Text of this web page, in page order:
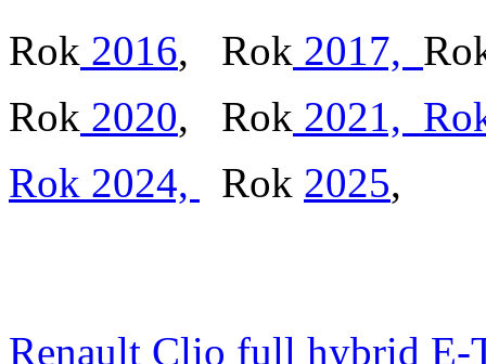
Rok 2016, Rok 2017,
Rok 2020, Rok 2021,
Rok 2024,
Rok 2025,
Renault Clio full hybrid E-